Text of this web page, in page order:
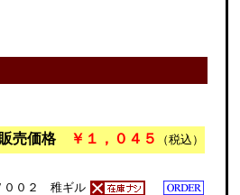
売価格 ￥１，０４５ （税込）
００２ 稚ギル